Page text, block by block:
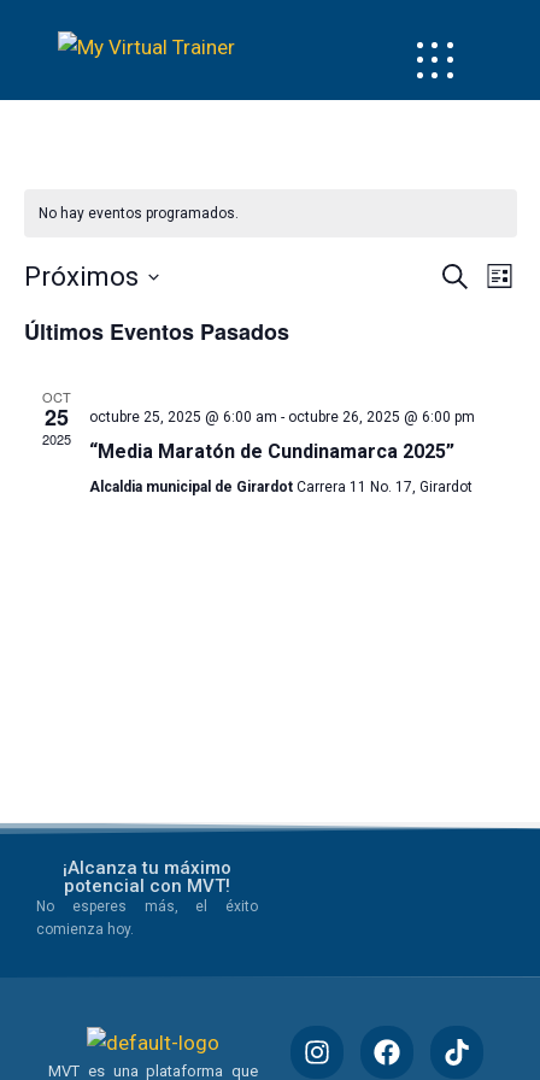
No hay eventos programados.
vistas
de
Buscar
Lista
Próximos
la
Últimos Eventos Pasados
OCT
25
2025
octubre 25, 2025 @ 6:00 am - octubre 26, 2025 @ 6:00 pm
“Media Maratón de Cundinamarca 2025”
Alcaldia municipal de Girardot Carrera 11 No. 17, Girardot
¡Alcanza tu máximo
potencial con MVT!
No esperes más, el éxito
comienza hoy.
MVT es una plataforma que